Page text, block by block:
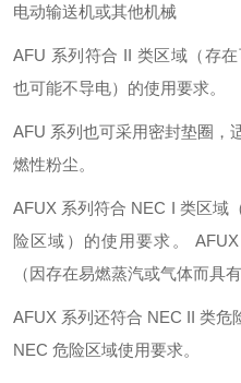
电动输送机或其他机械
AFU 系列符合 II 类区域（存
也可能不导电）的使用要求。
AFU 系列也可采用密封垫圈，
燃性粉尘。
AFUX 系列符合 NEC I 类区域
险区域）的使用要求。
（因存在易燃蒸汽或气体而具
AFUX 系列还符合 NEC II 类危
NEC 危险区域使用要求。